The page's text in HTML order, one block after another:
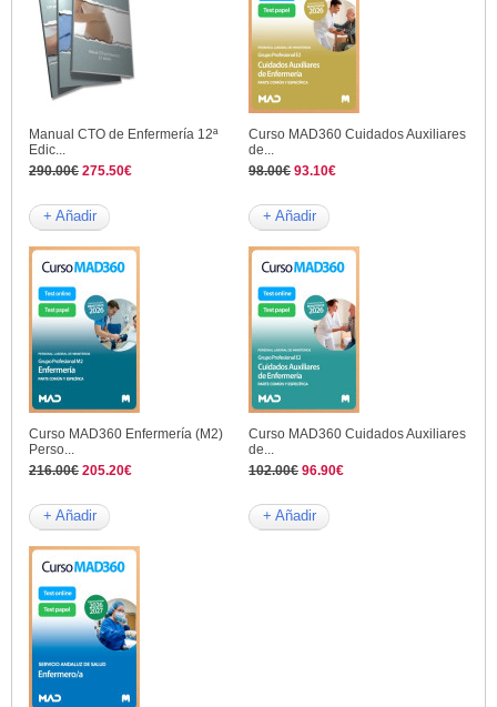
Manual CTO de Enfermería 12ª
Edic...
290.00€ 275.50€
+ Añadir
Curso MAD360 Cuidados Auxiliares
de...
98.00€ 93.10€
+ Añadir
Curso MAD360 Enfermería (M2)
Perso...
216.00€ 205.20€
+ Añadir
Curso MAD360 Cuidados Auxiliares
de...
102.00€ 96.90€
+ Añadir